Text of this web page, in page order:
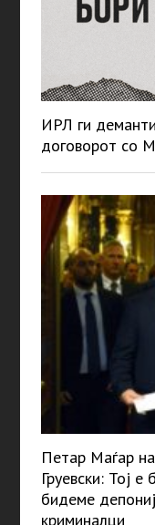
ИРЛ ги
договорот со
Петар Маѓар
Груевски: Тој
бидеме
криминалци